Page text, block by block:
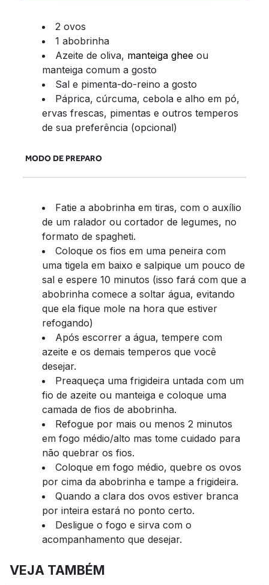
2 ovos
1 abobrinha
Azeite de oliva, manteiga ghee ou
manteiga comum a gosto
Sal e pimenta-do-reino a gosto
Páprica, cúrcuma, cebola e alho em pó,
ervas frescas, pimentas e outros temperos
de sua preferência (opcional)
MODO DE PREPARO
Fatie a abobrinha em tiras, com o auxílio
de um ralador ou cortador de legumes, no
formato de spagheti.
Coloque os fios em uma peneira com
uma tigela em baixo e salpique um pouco de
sal e espere 10 minutos (isso fará com que a
abobrinha comece a soltar água, evitando
que ela fique mole na hora que estiver
refogando)
Após escorrer a água, tempere com
azeite e os demais temperos que você
desejar.
Preaqueça uma frigideira untada com um
fio de azeite ou manteiga e coloque uma
camada de fios de abobrinha.
Refogue por mais ou menos 2 minutos
em fogo médio/alto mas tome cuidado para
não quebrar os fios.
Coloque em fogo médio, quebre os ovos
por cima da abobrinha e tampe a frigideira.
Quando a clara dos ovos estiver branca
por inteira estará no ponto certo.
Desligue o fogo e sirva com o
acompanhamento que desejar.
VEJA TAMBÉM